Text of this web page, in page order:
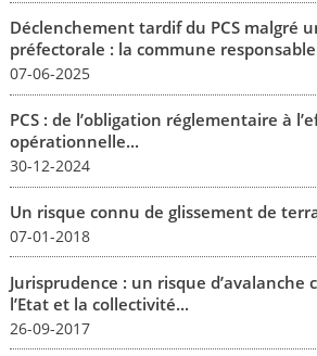
Déclenchement tardif du PCS malgré
préfectorale : la commune
07-06-2025
PCS : de l’obligation réglementaire à
opérationnelle...
30-12-2024
Un risque connu de glissement de
07-01-2018
Jurisprudence : un risque d’avalanche
l’Etat et la collectivité...
26-09-2017